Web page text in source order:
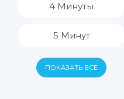
4 Минуты
5 Минут
6 Минут
ПОКАЗАТЬ ВСЕ